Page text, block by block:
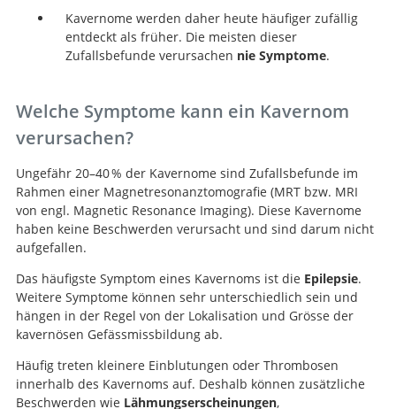
Kavernome werden daher heute häufiger zufällig
entdeckt als früher. Die meisten dieser
Zufallsbefunde verursachen nie Symptome.
Welche Symptome kann ein Kavernom
verursachen?
Ungefähr 20–40 % der Kavernome sind Zufallsbefunde im
Rahmen einer Magnetresonanztomografie (MRT bzw. MRI
von engl. Magnetic Resonance Imaging). Diese Kavernome
haben keine Beschwerden verursacht und sind darum nicht
aufgefallen.
Das häufigste Symptom eines Kavernoms ist die Epilepsie.
Weitere Symptome können sehr unterschiedlich sein und
hängen in der Regel von der Lokalisation und Grösse der
kavernösen Gefässmissbildung ab.
Häufig treten kleinere Einblutungen oder Thrombosen
innerhalb des Kavernoms auf. Deshalb können zusätzliche
Beschwerden wie Lähmungserscheinungen,